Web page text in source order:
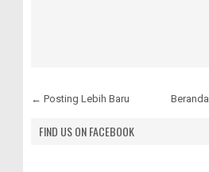
← Posting Lebih Baru Beranda
FIND US ON FACEBOOK